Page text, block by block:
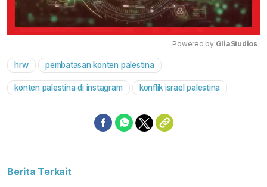
Powered by GliaStudios
hrw pembatasan konten palestina
konten palestina di instagram konflik israel palestina
Berita Terkait